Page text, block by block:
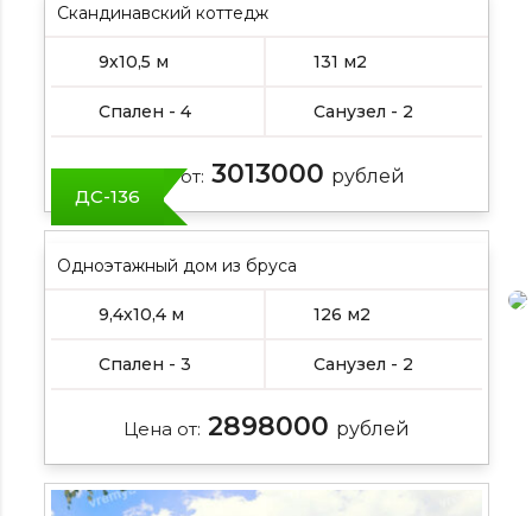
Скандинавский коттедж
9х10,5 м 131 м2
Спален - 4 Санузел - 2
Цена от: 3013000 рублей
ДС-136
Одноэтажный дом из бруса
9,4х10,4 м 126 м2
Спален - 3 Санузел - 2
Цена от: 2898000 рублей